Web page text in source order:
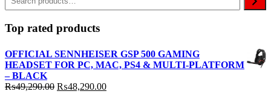
Top rated products
OFFICIAL SENNHEISER GSP 500 GAMING
HEADSET FOR PC, MAC, PS4 & MULTI-PLATFORM
– BLACK
₨49,290.00 Original
₨48,290.00Current